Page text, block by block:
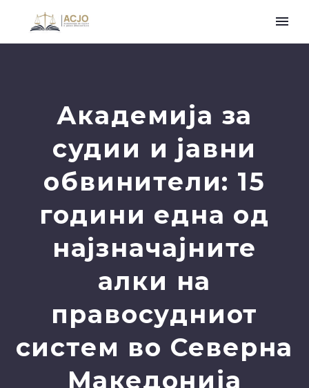
Академија за
судии и јавни
обвинители: 15
години една од
најзначајните
алки на
правосудниот
систем во Северна
Македонија